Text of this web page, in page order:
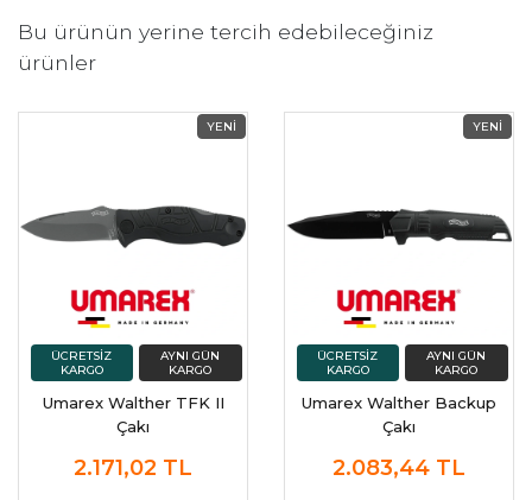
Bu ürünün yerine tercih edebileceğiniz
ürünler
Umarex Walther TFK II
Çakı
2.171,02 TL
Umarex Walther Backup
Çakı
2.083,44 TL